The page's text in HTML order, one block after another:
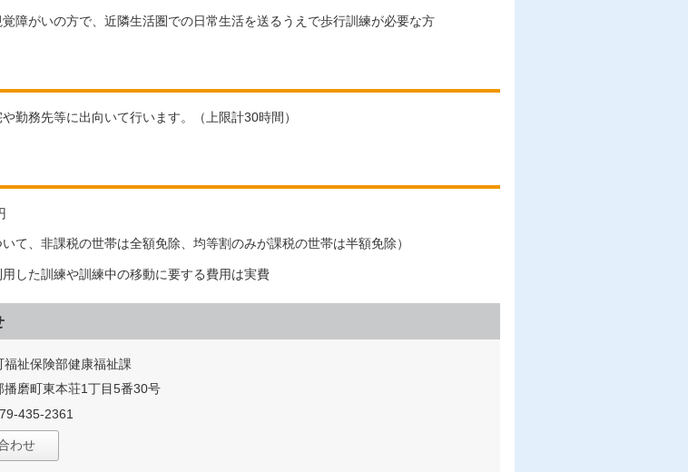
障がいの方で、近隣生活圏での日常生活を送るうえで歩行訓練が必要な方
勤務先等に出向いて行います。（上限計30時間）
いて、非課税の世帯は全額免除、均等割のみが課税の世帯は半額免除）
した訓練や訓練中の移動に要する費用は実費
福祉保険部健康福祉課
播磨町東本荘1丁目5番30号
435-2361
わせ